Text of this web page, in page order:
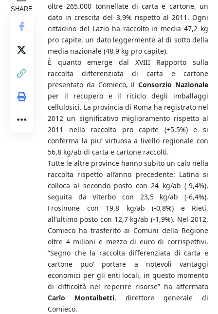
SHARE
oltre 265.000 tonnellate di carta e cartone, un
dato in crescita del 3,9% rispetto al 2011. Ogni
cittadino del Lazio ha raccolto in media 47,2 kg
pro capite, un dato leggermente al di sotto della
media nazionale (48,9 kg pro capite).
È quanto emerge dal XVIII Rapporto sulla
raccolta differenziata di carta e cartone
presentato da Comieco, ilConsorzio Nazionale
per il recupero e il riciclo degli imballaggi
cellulosici. La provincia di Roma ha registrato nel
2012 un significativo miglioramento rispetto al
2011 nella raccolta pro capite (+5,5%) e si
conferma la piu’ virtuosa a livello regionale con
56,8 kg/ab di carta e cartone raccolti.
Tutte le altre province hanno subito un calo nella
raccolta rispetto all’anno precedente: Latina si
colloca al secondo posto con 24 kg/ab (-9,4%),
seguita da Viterbo con 23,5 kg/ab (-6,4%),
Frosinone con 19,8 kg/ab (-0,8%) e Rieti,
all’ultimo posto con 12,7 kg/ab (-1,9%). Nel 2012,
Comieco ha trasferito ai Comuni della Regione
oltre 4 milioni e mezzo di euro di corrispettivi.
”Segno che la raccolta differenziata di carta e
cartone puo’ portare a notevoli vantaggi
economici per gli enti locali, in questo momento
di difficoltà nel reperire risorse” ha affermato
Carlo Montalbetti, direttore generale di
Comieco.